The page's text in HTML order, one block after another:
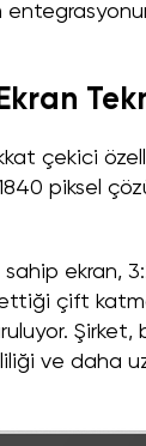
çekici
piksel
sahip ekran,
çift
Şirket,
ve daha